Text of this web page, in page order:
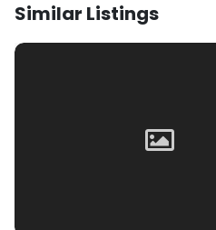
Similar Listings